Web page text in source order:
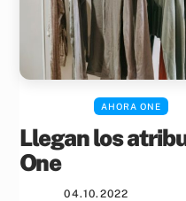
AHORA ONE
Llegan los
One
04.10. 2022